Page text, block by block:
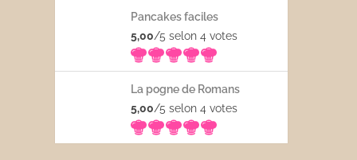
Pancakes faciles
5,00/5 selon 4 votes
La pogne de Romans
5,00/5 selon 4 votes